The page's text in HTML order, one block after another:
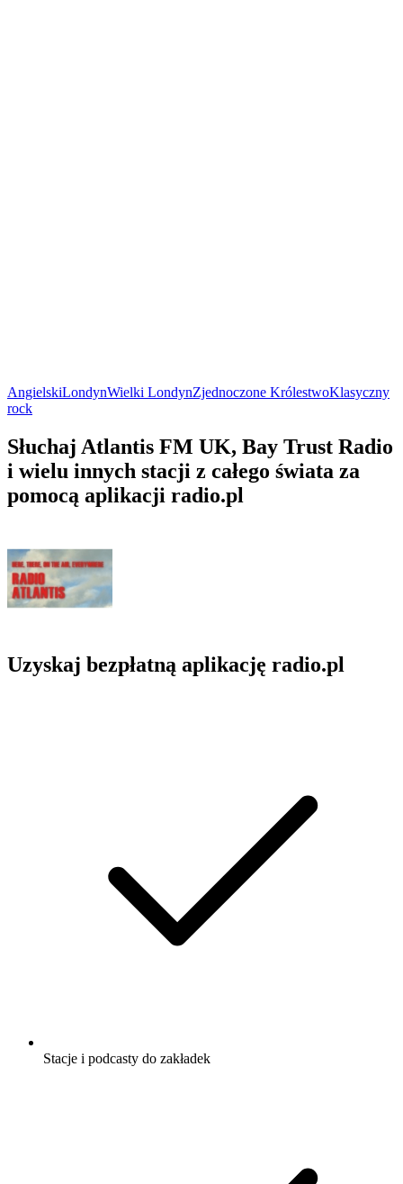
AngielskiLondynWielki LondynZjednoczone KrólestwoKlasyczny
rock
Słuchaj Atlantis FM UK, Bay Trust Radio
i wielu innych stacji z całego świata za
pomocą aplikacji radio.pl
Uzyskaj bezpłatną aplikację radio.pl
Stacje i podcasty do zakładek